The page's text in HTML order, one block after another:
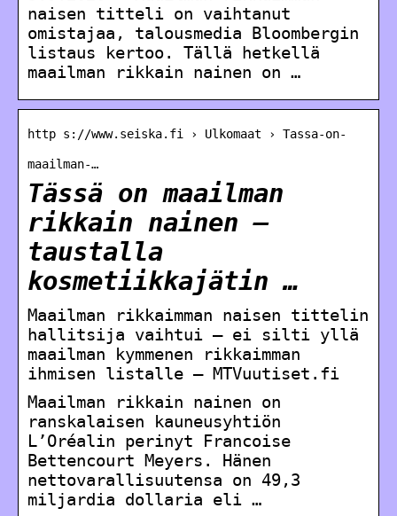
naisen titteli on vaihtanut
omistajaa, talousmedia Bloombergin
listaus kertoo. Tällä hetkellä
maailman rikkain nainen on …
http s://www.seiska.fi › Ulkomaat › Tassa-on-
maailman-…
Tässä on maailman
rikkain nainen –
taustalla
kosmetiikkajätin …
Maailman rikkaimman naisen tittelin
hallitsija vaihtui – ei silti yllä
maailman kymmenen rikkaimman
ihmisen listalle – MTVuutiset.fi
Maailman rikkain nainen on
ranskalaisen kauneusyhtiön
L’Oréalin perinyt Francoise
Bettencourt Meyers. Hänen
nettovarallisuutensa on 49,3
miljardia dollaria eli …